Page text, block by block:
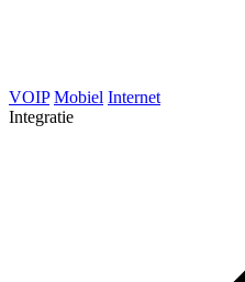
VOIP Mobiel Internet
Integratie